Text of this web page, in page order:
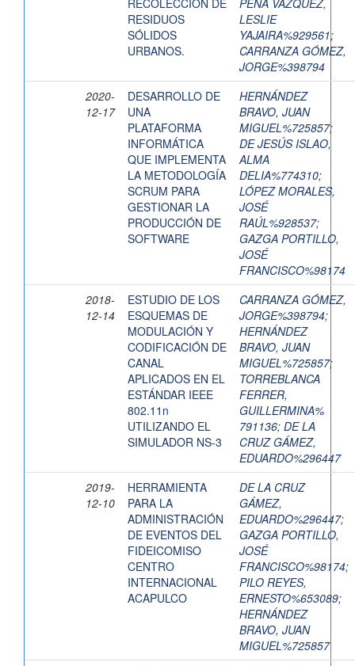
RECOLECCIÓN DE
RESIDUOS
SÓLIDOS
URBANOS.
PEÑA VÁZQUEZ,
LESLIE
YAJAIRA%929561;
CARRANZA GÓMEZ,
JORGE%398794
2020-
12-17
DESARROLLO DE
UNA
PLATAFORMA
INFORMÁTICA
QUE IMPLEMENTA
LA METODOLOGÍA
SCRUM PARA
GESTIONAR LA
PRODUCCIÓN DE
SOFTWARE
HERNÁNDEZ
BRAVO, JUAN
MIGUEL%725857;
DE JESÚS ISLAO,
ALMA
DELIA%774310;
LÓPEZ MORALES,
JOSÉ
RAÚL%928537;
GAZGA PORTILLO,
JOSÉ
FRANCISCO%98174
2018-
12-14
ESTUDIO DE LOS
ESQUEMAS DE
MODULACIÓN Y
CODIFICACIÓN DE
CANAL
APLICADOS EN EL
ESTÁNDAR IEEE
802.11n
UTILIZANDO EL
SIMULADOR NS-3
CARRANZA GÓMEZ,
JORGE%398794;
HERNÁNDEZ
BRAVO, JUAN
MIGUEL%725857;
TORREBLANCA
FERRER,
GUILLERMINA%
791136; DE LA
CRUZ GÁMEZ,
EDUARDO%296447
2019-
12-10
HERRAMIENTA
PARA LA
ADMINISTRACIÓN
DE EVENTOS DEL
FIDEICOMISO
CENTRO
INTERNACIONAL
ACAPULCO
DE LA CRUZ
GÁMEZ,
EDUARDO%296447;
GAZGA PORTILLO,
JOSÉ
FRANCISCO%98174;
PILO REYES,
ERNESTO%653089;
HERNÁNDEZ
BRAVO, JUAN
MIGUEL%725857